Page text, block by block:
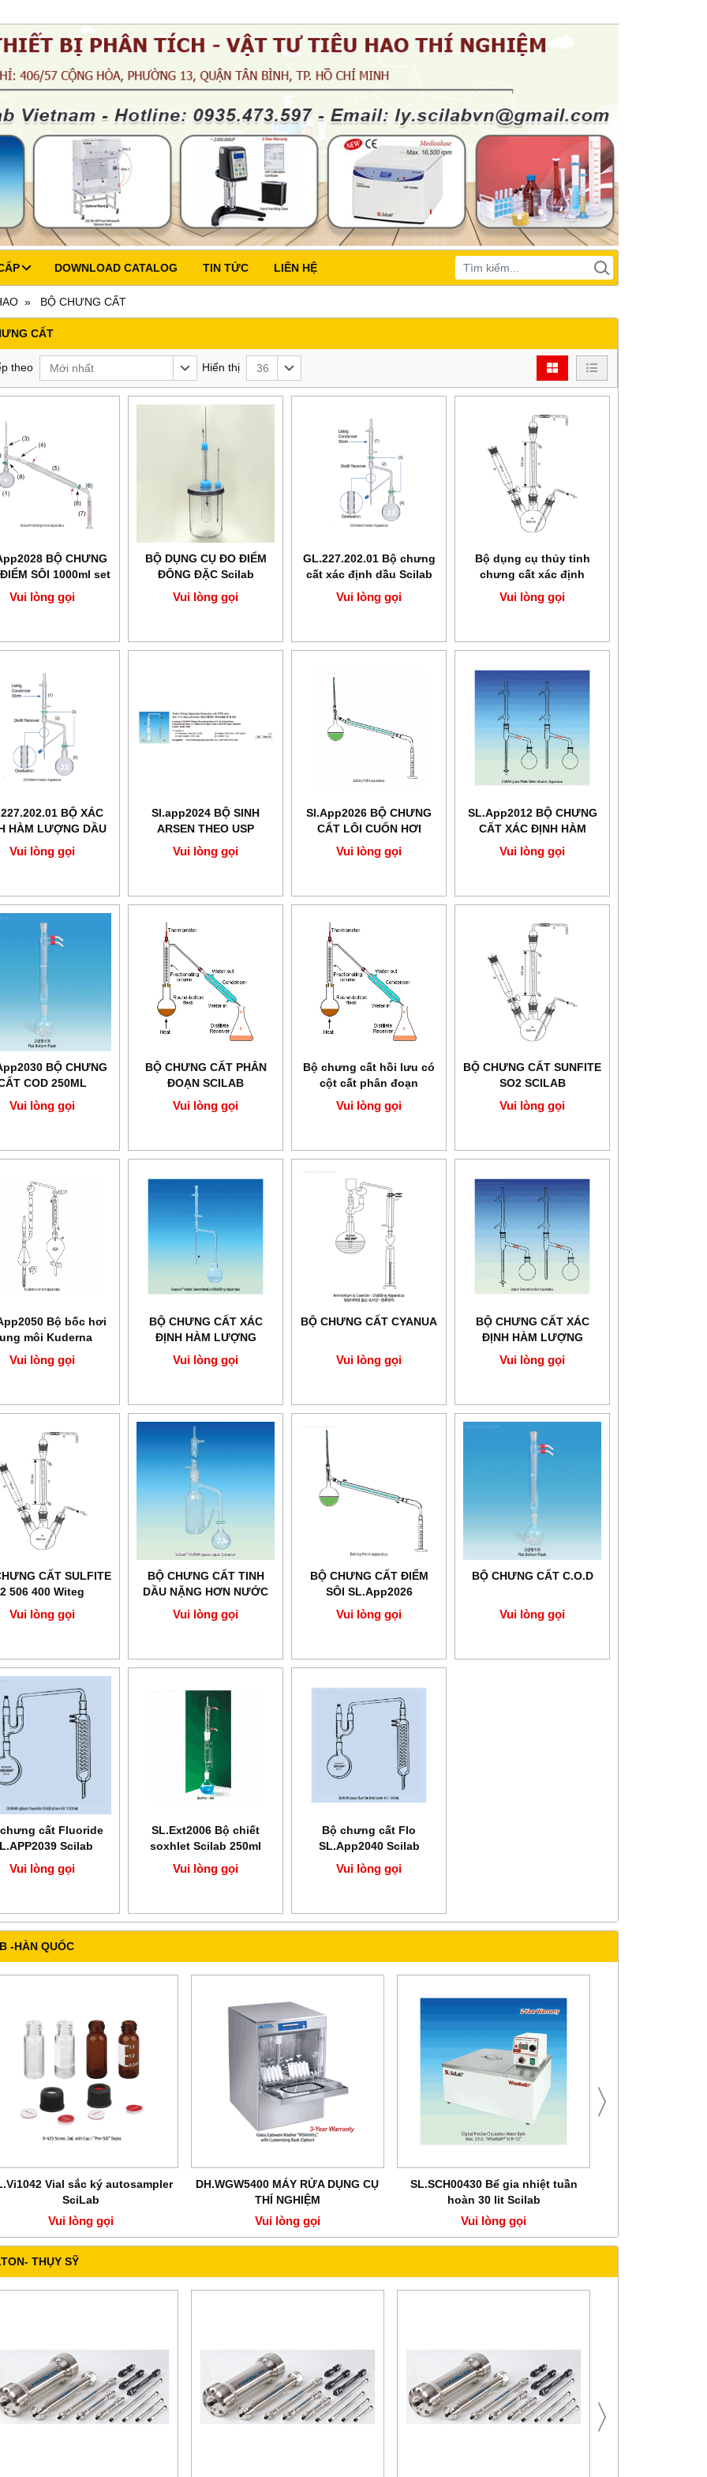
DOWNLOAD CATALOG TIN TỨC LIÊN HỆ
BỘ CHƯNG CẤT
VOS-
Aspirator A-1000S EYELA
Vui lòng gọi
DUNG DỊCH CHUẨN ĐỘ DẪN
ĐIỆN HAMILTON
BỘ TEST KIT Coliform/ E.
CẤT
theo Mới nhất Hiển thị 36
BỘ CHƯNG
SÔI 1000ml set
24/40 SCILAB
Vui lòng gọi
BỘ DỤNG CỤ ĐO ĐIỂM
ĐÔNG ĐẶC Scilab
Vui lòng gọi
GL.227.202.01 Bộ chưng
cất xác định dầu Scilab
1L
Vui lòng gọi
Bộ dụng cụ thủy tinh
chưng cất xác định
sulfite tự do SciLab
Vui lòng gọi
BỘ XÁC
HÀM LƯỢNG DẦU
Vui lòng gọi
Sl.app2024 BỘ SINH
ARSEN THEO USP
Vui lòng gọi
Sl.App2026 BỘ CHƯNG
CẤT LÔI CUỐN HƠI
NƯỚC
Vui lòng gọi
SL.App2012 BỘ CHƯNG
CẤT XÁC ĐỊNH HÀM
LƯỢNG NƯỚC
Vui lòng gọi
BỘ CHƯNG
COD 250ML
Vui lòng gọi
BỘ CHƯNG CẤT PHÂN
ĐOẠN SCILAB
Vui lòng gọi
Bộ chưng cất hồi lưu có
cột cất phân đoạn
Vigreux
Vui lòng gọi
BỘ CHƯNG CẤT SUNFITE
SO2 SCILAB
Vui lòng gọi
Bộ bốc hơi
môi Kuderna
Danish
Vui lòng gọi
BỘ CHƯNG CẤT XÁC
ĐỊNH HÀM LƯỢNG
NƯỚC TRONG DẦU
Vui lòng gọi
BỘ CHƯNG CẤT CYANUA
Vui lòng gọi
BỘ CHƯNG CẤT XÁC
ĐỊNH HÀM LƯỢNG
NƯỚC SL.App2011
Vui lòng gọi
CẤT SULFITE
2 506 400 Witeg
Vui lòng gọi
BỘ CHƯNG CẤT TINH
DẦU NẶNG HƠN NƯỚC
Vui lòng gọi
BỘ CHƯNG CẤT ĐIỂM
SÔI SL.App2026
Vui lòng gọi
BỘ CHƯNG CẤT C.O.D
Vui lòng gọi
cất Fluoride
Scilab
Vui lòng gọi
SL.Ext2006 Bộ chiết
soxhlet Scilab 250ml
Vui lòng gọi
Bộ chưng cất Flo
SL.App2040 Scilab
Vui lòng gọi
-HÀN QUỐC
Vial sắc ký autosampler
SciLab
Vui lòng gọi
DH.WGW5400 MÁY RỬA DỤNG CỤ
THÍ NGHIỆM
Vui lòng gọi
SL.SCH00430 Bể gia nhiệt tuần
hoàn 30 lit Scilab
Vui lòng gọi
THỤY SỸ